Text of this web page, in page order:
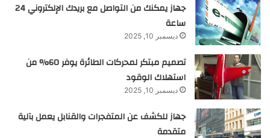
جهاز يمكنك من التواصل مع بريدك الإلكتروني 24
ساعة
ديسمبر 10, 2025
تصميم مبتكر لمحركات الطائرة يوفر 60% من
استهلاك الوقود
ديسمبر 10, 2025
جهاز للكشف عن المتفجرات والقنابل يعمل بآلية
متقدمة